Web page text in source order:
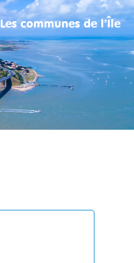
Les communes de l’Île